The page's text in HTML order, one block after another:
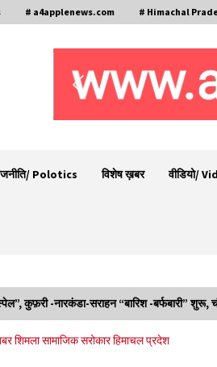
# a4applenews.com # Himachal
Polotics विशेष ख़बर वीडियो/
समीक्षा, अनियमितता मिली
कुफ़री -नारकंडा-सराहन “बारिश -बर्फबारी”
शिमलासामाजिक सरोकारहिमाचल प्रदेश